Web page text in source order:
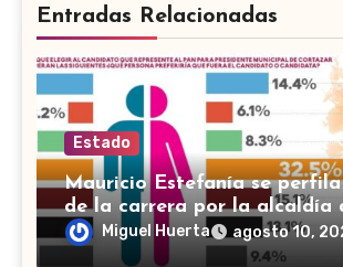
Entradas Relacionadas
Estado
Mauricio Estefanía se
de la carrera por la alcaldía
Cortazar
Miguel Huerta agosto 10,